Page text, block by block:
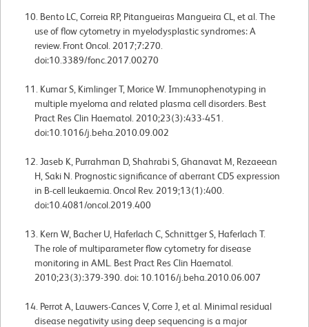
Bento LC, Correia RP, Pitangueiras Mangueira CL, et al. The
use of flow cytometry in myelodysplastic syndromes: A
review. Front Oncol. 2017;7:270.
doi:10.3389/fonc.2017.00270
Kumar S, Kimlinger T, Morice W. Immunophenotyping in
multiple myeloma and related plasma cell disorders. Best
Pract Res Clin Haematol. 2010;23(3):433-451.
doi:10.1016/j.beha.2010.09.002
Jaseb K, Purrahman D, Shahrabi S, Ghanavat M, Rezaeean
H, Saki N. Prognostic significance of aberrant CD5 expression
in B-cell leukaemia. Oncol Rev. 2019;13(1):400.
doi:10.4081/oncol.2019.400
Kern W, Bacher U, Haferlach C, Schnittger S, Haferlach T.
The role of multiparameter flow cytometry for disease
monitoring in AML. Best Pract Res Clin Haematol.
2010;23(3):379-390. doi: 10.1016/j.beha.2010.06.007
Perrot A, Lauwers-Cances V, Corre J, et al. Minimal residual
disease negativity using deep sequencing is a major